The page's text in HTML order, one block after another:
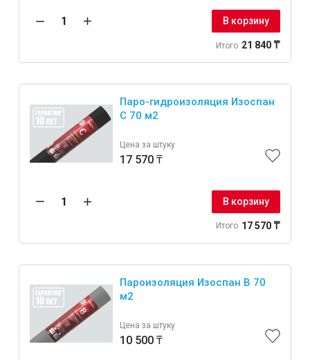
В корзину
Итого 21 840 ₸
Паро-гидроизоляция Изоспан
C 70 м2
Цена за штуку
17 570 ₸
В корзину
Итого 17 570 ₸
Пароизоляция Изоспан B 70
м2
Цена за штуку
10 500 ₸
Всё для дома и сада
Товары для бани и сауны
Оборудование для клининга и уборки